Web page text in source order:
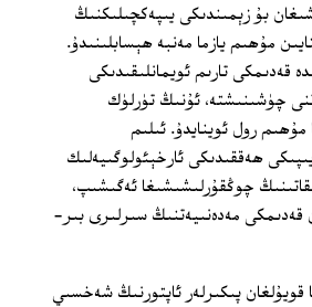
بۇ زېمىندىكى يىپەكچىلىكنىڭ
مۇھىم يازما مەنبە ھېسابلىنىدۇ.
قەدىمكى تارىم ئويمانلىقىدىكى
چۈشىنىشتە، ئۇنىڭ تۈرلۈك
مۇھىم رول ئوينايدۇ. ئىلىم
ھەققىدىكى ئارخېئولوگىيەلىك
چوڭقۇرلىشىشىغا ئەگىشىپ،
قەدىمكى مەدەنىيەتنىڭ سىرلىرى بىر-
قويۇلغان پىكىرلەر ئاپتورنىڭ شەخسىي